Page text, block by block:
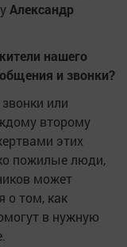
Александр
нашего
и звонки?
или
второму
этих
пожилые люди,
может
о том, как
в нужную